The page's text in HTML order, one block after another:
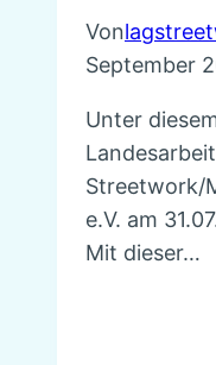
Von
September
Unter
Streetwork/
e.V. am
Mit dieser…